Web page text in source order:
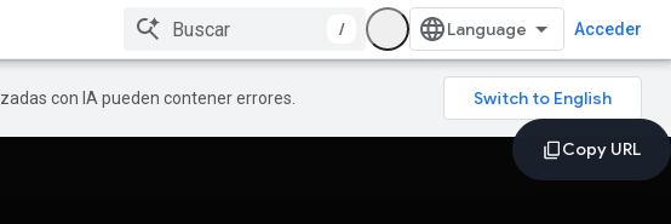
/ Acceder
con IA pueden contener errores.